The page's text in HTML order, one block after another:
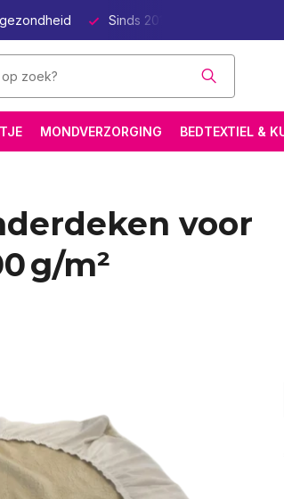
Beter Slapen
MONDVERZORGING BEDTEXTIEL &
voor
g/m²